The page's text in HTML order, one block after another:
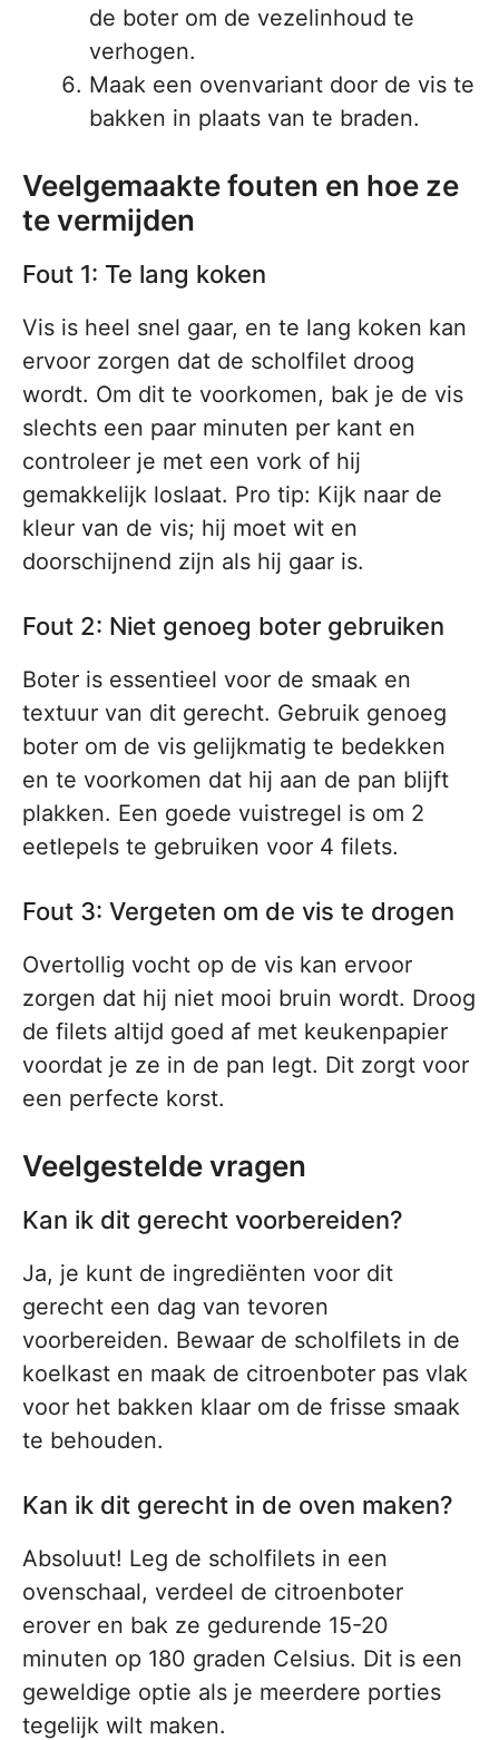
de boter om de vezelinhoud te
verhogen.
Maak een ovenvariant door de vis te
bakken in plaats van te braden.
Veelgemaakte fouten en hoe ze
te vermijden
Fout 1: Te lang koken
Vis is heel snel gaar, en te lang koken kan
ervoor zorgen dat de scholfilet droog
wordt. Om dit te voorkomen, bak je de vis
slechts een paar minuten per kant en
controleer je met een vork of hij
gemakkelijk loslaat. Pro tip: Kijk naar de
kleur van de vis; hij moet wit en
doorschijnend zijn als hij gaar is.
Fout 2: Niet genoeg boter gebruiken
Boter is essentieel voor de smaak en
textuur van dit gerecht. Gebruik genoeg
boter om de vis gelijkmatig te bedekken
en te voorkomen dat hij aan de pan blijft
plakken. Een goede vuistregel is om 2
eetlepels te gebruiken voor 4 filets.
Fout 3: Vergeten om de vis te drogen
Overtollig vocht op de vis kan ervoor
zorgen dat hij niet mooi bruin wordt. Droog
de filets altijd goed af met keukenpapier
voordat je ze in de pan legt. Dit zorgt voor
een perfecte korst.
Veelgestelde vragen
Kan ik dit gerecht voorbereiden?
Ja, je kunt de ingrediënten voor dit
gerecht een dag van tevoren
voorbereiden. Bewaar de scholfilets in de
koelkast en maak de citroenboter pas vlak
voor het bakken klaar om de frisse smaak
te behouden.
Kan ik dit gerecht in de oven maken?
Absoluut! Leg de scholfilets in een
ovenschaal, verdeel de citroenboter
erover en bak ze gedurende 15-20
minuten op 180 graden Celsius. Dit is een
geweldige optie als je meerdere porties
tegelijk wilt maken.